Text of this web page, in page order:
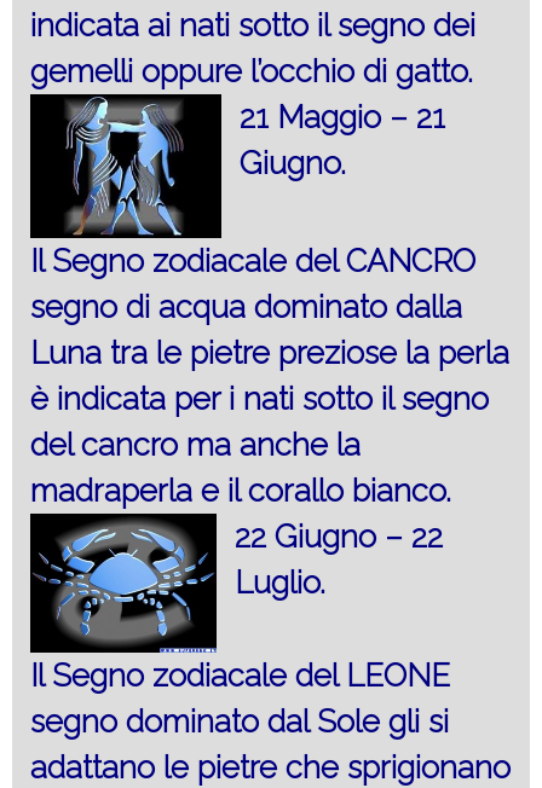
indicata ai nati sotto il segno dei
gemelli oppure l’occhio di gatto.
21 Maggio – 21
Giugno.
Il Segno zodiacale del CANCRO
segno di acqua dominato dalla
Luna tra le pietre preziose la perla
è indicata per i nati sotto il segno
del cancro ma anche la
madraperla e il corallo bianco.
22 Giugno – 22
Luglio.
Il Segno zodiacale del LEONE
segno dominato dal Sole gli si
adattano le pietre che sprigionano